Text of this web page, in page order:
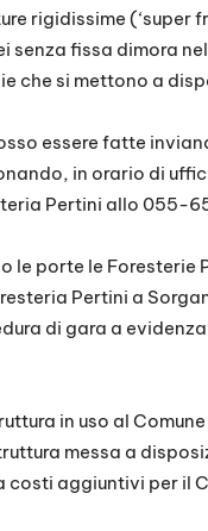
rigidissime (‘super
senza fissa dimora
che si mettono a
essere fatte
in orario di
Pertini allo 055-
le porte le Foresterie
Pertini a
di gara a
in uso al
messa a
aggiuntivi per il